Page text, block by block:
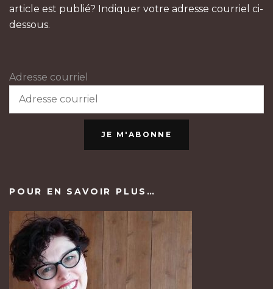
article est publié? Indiquer votre adresse courriel ci-
dessous.
Adresse courriel
JE M'ABONNE
POUR EN SAVOIR PLUS…